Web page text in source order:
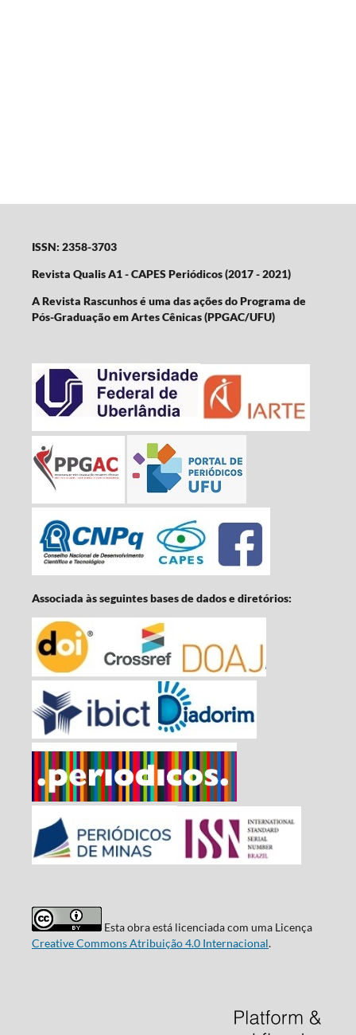
ISSN: 2358-3703
Revista Qualis A1 - CAPES Periódicos (2017 - 2021)
A Revista Rascunhos é uma das ações do Programa de
Pós-Graduação em Artes Cênicas (PPGAC/UFU)
Associada às seguintes bases de dados e diretórios:
Esta obra está licenciada com uma Licença
Creative Commons Atribuição 4.0 Internacional.